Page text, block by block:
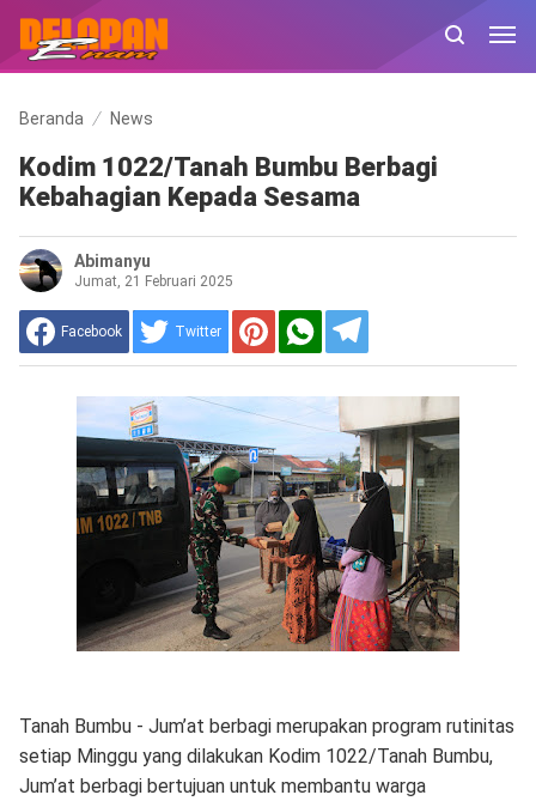
Beranda News
Kodim 1022/Tanah Bumbu Berbagi
Kebahagian Kepada Sesama
Abimanyu
Jumat, 21 Februari 2025
Facebook Twitter
Tanah Bumbu - Jum’at berbagi merupakan program rutinitas
setiap Minggu yang dilakukan Kodim 1022/Tanah Bumbu,
Jum’at berbagi bertujuan untuk membantu warga